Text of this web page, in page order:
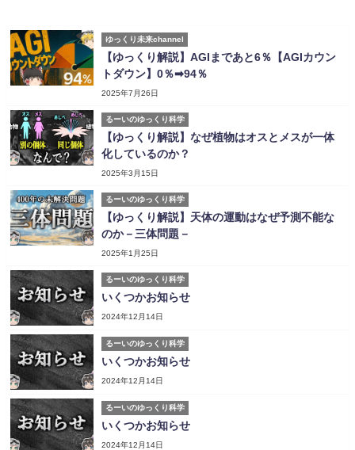
ゆっくり未来channel
【ゆっくり解説】AGIまであと6％【AGIカウン
トダウン】0％➡94％
2025年7月26日
るーいのゆっくり科学
【ゆっくり解説】なぜ植物はオスとメスが一体
化しているのか？
2025年3月15日
るーいのゆっくり科学
【ゆっくり解説】天体の運動はなぜ予測不能な
のか－三体問題－
2025年1月25日
るーいのゆっくり科学
いくつかお知らせ
2024年12月14日
るーいのゆっくり科学
いくつかお知らせ
2024年12月14日
るーいのゆっくり科学
いくつかお知らせ
2024年12月14日